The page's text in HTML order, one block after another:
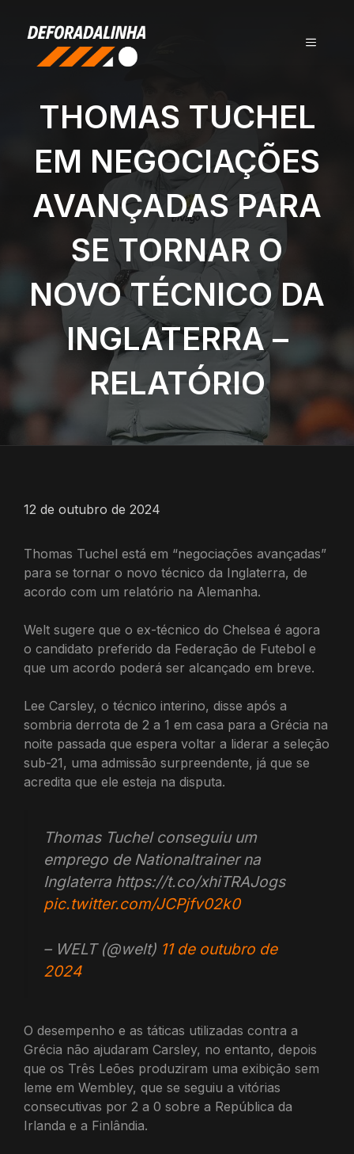
conteúdo
MENU
THOMAS TUCHEL
EM NEGOCIAÇÕES
AVANÇADAS PARA
SE TORNAR O
NOVO TÉCNICO DA
INGLATERRA –
RELATÓRIO
12 de outubro de 2024
Thomas Tuchel está em “negociações avançadas”
para se tornar o novo técnico da Inglaterra, de
acordo com um relatório na Alemanha.
Welt sugere que o ex-técnico do Chelsea é agora
o candidato preferido da Federação de Futebol e
que um acordo poderá ser alcançado em breve.
Lee Carsley, o técnico interino, disse após a
sombria derrota de 2 a 1 em casa para a Grécia na
noite passada que espera voltar a liderar a seleção
sub-21, uma admissão surpreendente, já que se
acredita que ele esteja na disputa.
Thomas Tuchel conseguiu um
emprego de Nationaltrainer na
Inglaterra https://t.co/xhiTRAJogs
pic.twitter.com/JCPjfv02k0
– WELT (@welt) 11 de outubro de
2024
O desempenho e as táticas utilizadas contra a
Grécia não ajudaram Carsley, no entanto, depois
que os Três Leões produziram uma exibição sem
leme em Wembley, que se seguiu a vitórias
consecutivas por 2 a 0 sobre a República da
Irlanda e a Finlândia.